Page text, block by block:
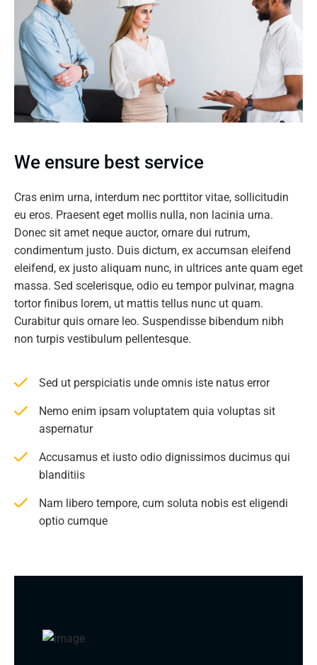
We ensure best service
Cras enim urna, interdum nec porttitor vitae, sollicitudin
eu eros. Praesent eget mollis nulla, non lacinia urna.
Donec sit amet neque auctor, ornare dui rutrum,
condimentum justo. Duis dictum, ex accumsan eleifend
eleifend, ex justo aliquam nunc, in ultrices ante quam eget
massa. Sed scelerisque, odio eu tempor pulvinar, magna
tortor finibus lorem, ut mattis tellus nunc ut quam.
Curabitur quis ornare leo. Suspendisse bibendum nibh
non turpis vestibulum pellentesque.
Sed ut perspiciatis unde omnis iste natus error
Nemo enim ipsam voluptatem quia voluptas sit
aspernatur
Accusamus et iusto odio dignissimos ducimus qui
blanditiis
Nam libero tempore, cum soluta nobis est eligendi
optio cumque